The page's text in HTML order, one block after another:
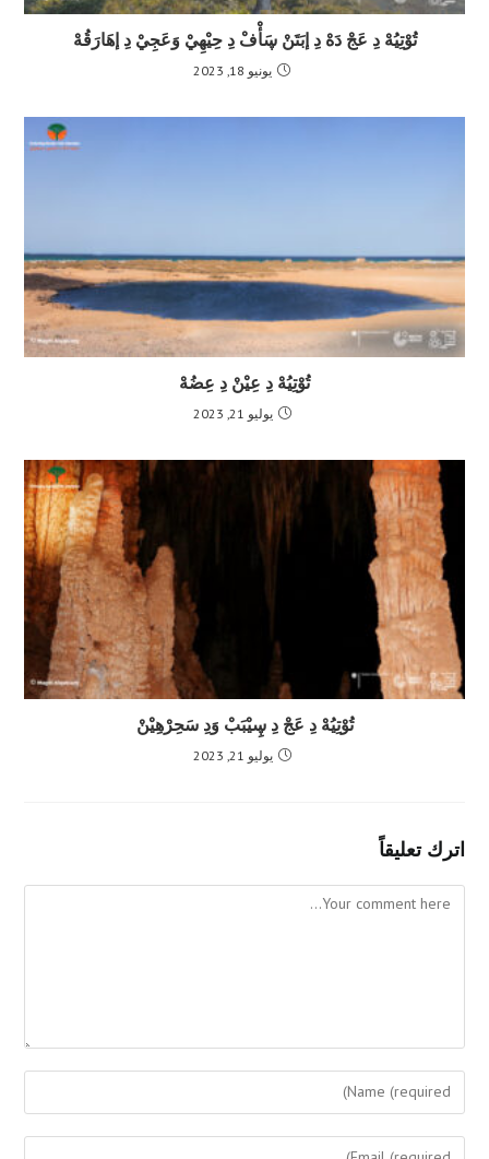
تُوْتِيُهْ دِ عَجْ دَهْ دِ إبَتَنْ ڛَأْفْ دِ حِيْهِيْ وَعَجِيْ دِ إهَارَقُهْ
يونيو 18, 2023
تُوْتِيُهْ دِ عِيْنْ دِ عِضُهْ
يوليو 21, 2023
تُوْتِيُهْ دِ عَجْ دِ ڛِيْبَبْ وَدِ سَحِرْهِيْنْ
يوليو 21, 2023
اترك تعليقاً
Comment
Enter
your
name
Enter